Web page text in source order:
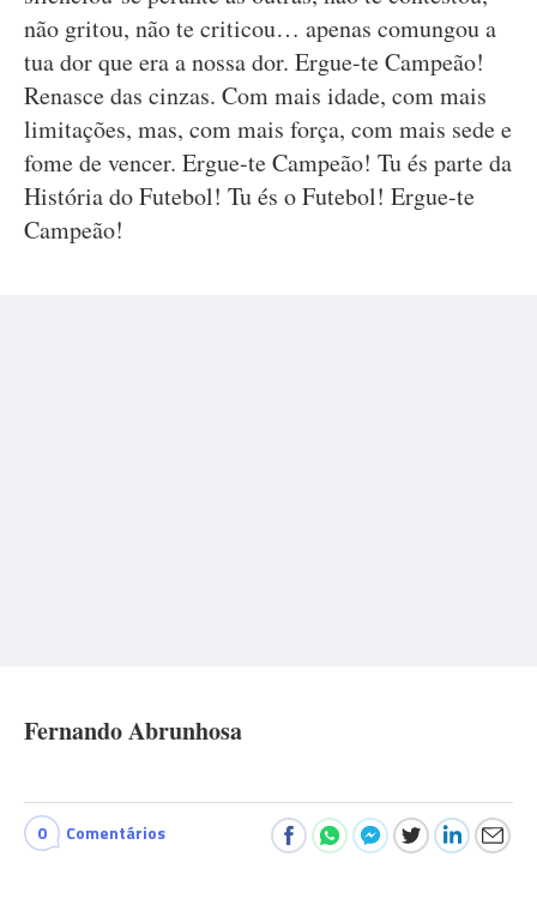
não gritou, não te criticou… apenas comungou a
tua dor que era a nossa dor. Ergue-te Campeão!
Renasce das cinzas. Com mais idade, com mais
limitações, mas, com mais força, com mais sede e
fome de vencer. Ergue-te Campeão! Tu és parte da
História do Futebol! Tu és o Futebol! Ergue-te
Campeão!
Fernando Abrunhosa
0 Comentários